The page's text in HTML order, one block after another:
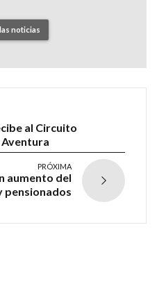
noticias
al Circuito
PRÓXIMA
aumento del
pensionados